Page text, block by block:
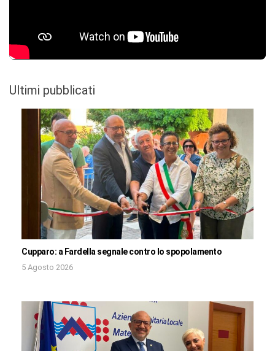
Ultimi pubblicati
Cupparo: a Fardella segnale contro lo spopolamento
5 Agosto 2026